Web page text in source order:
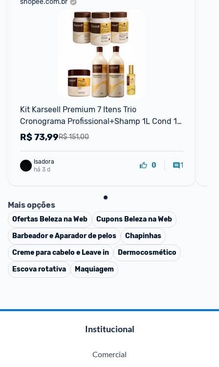
shopee.com.br
Kit Karseell Premium 7 Itens Trio
Cronograma Profissional+Shamp 1L Cond 1L
Másc 500g e Oleo 50ml
R$ 151,00
R$73,99
Isadora
há 3 d
0 1
Mais opções
Ofertas Beleza na Web Cupons Beleza na Web
Barbeador e Aparador de pelos
Chapinhas
Creme para cabelo e Leave in
Dermocosmético
Escova rotativa
Maquiagem
Institucional
Comercial